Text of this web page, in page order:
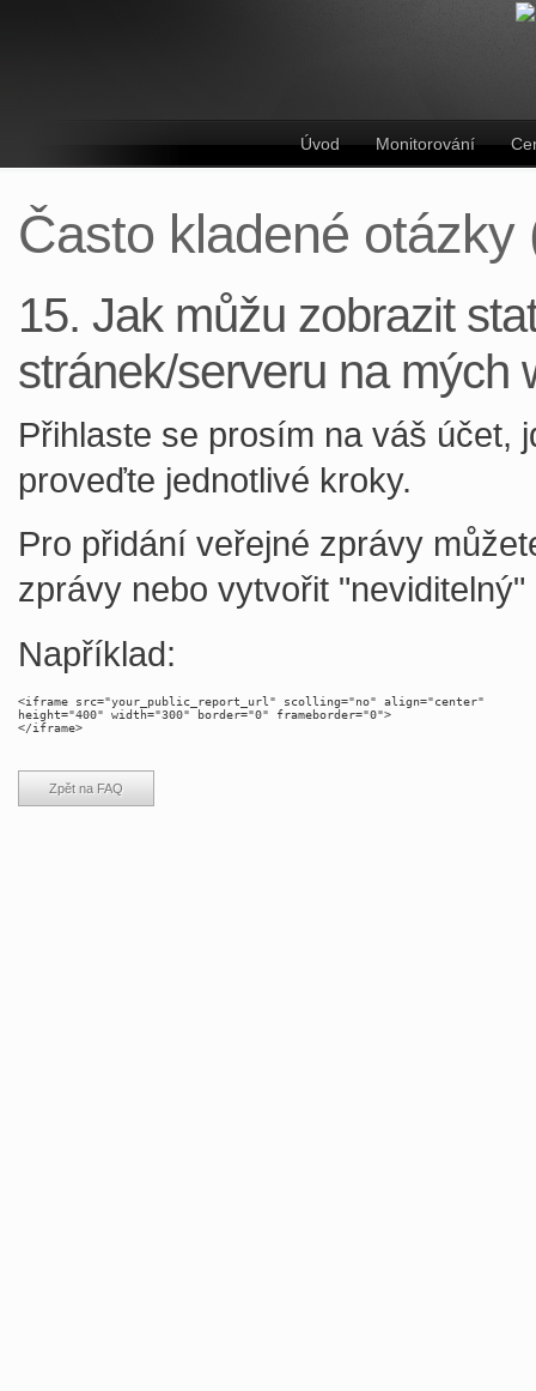
Úvod Monitorování
Často kladené otázky
15. Jak můžu zobrazit
stránek/serveru na mých
Přihlaste se prosím na váš účet,
proveďte jednotlivé kroky.
Pro přidání veřejné zprávy
zprávy nebo vytvořit
Například:
<iframe src="your_public_report_url" scolling="no" align="center"
height="400" width="300" border="0" frameborder="0">
Zpět na FAQ